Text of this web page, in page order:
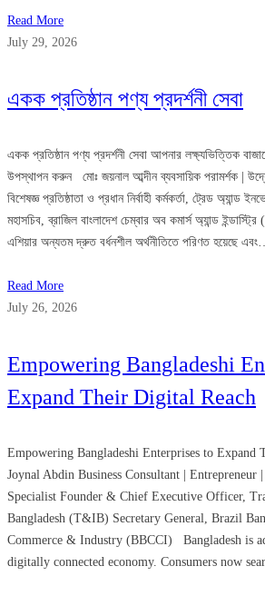
Read More
July 29, 2026
একক প্রতিষ্ঠান পণ্য প্রদর্শনী সেবা
একক প্রতিষ্ঠান পণ্য প্রদর্শনী সেবা আপনার লক্ষ্যভিত্তিক
উপস্থাপন করুন মোঃ জয়নাল আব্দীন ব্যবসায়িক পরামর্শক |
বিশেষজ্ঞ প্রতিষ্ঠাতা ও প্রধান নির্বাহী কর্মকর্তা, ট্রেড অ্যান্ড
মহাসচিব, ব্রাজিল বাংলাদেশ চেম্বার অব কমার্স অ্যান্ড
এশিয়ার অন্যতম দ্রুত বর্ধনশীল অর্থনীতিতে পরিণত হয়েছে এবং…
Read More
July 26, 2026
Empowering Bangladeshi
Expand Their Digital Reach
Empowering Bangladeshi Enterprises to
Joynal Abdin Business Consultant | Entrepreneur
Specialist Founder & Chief Executive Officer,
Bangladesh (T&IB) Secretary General, Brazil
Commerce & Industry (BBCCI) Bangladesh is
digitally connected economy. Consumers now